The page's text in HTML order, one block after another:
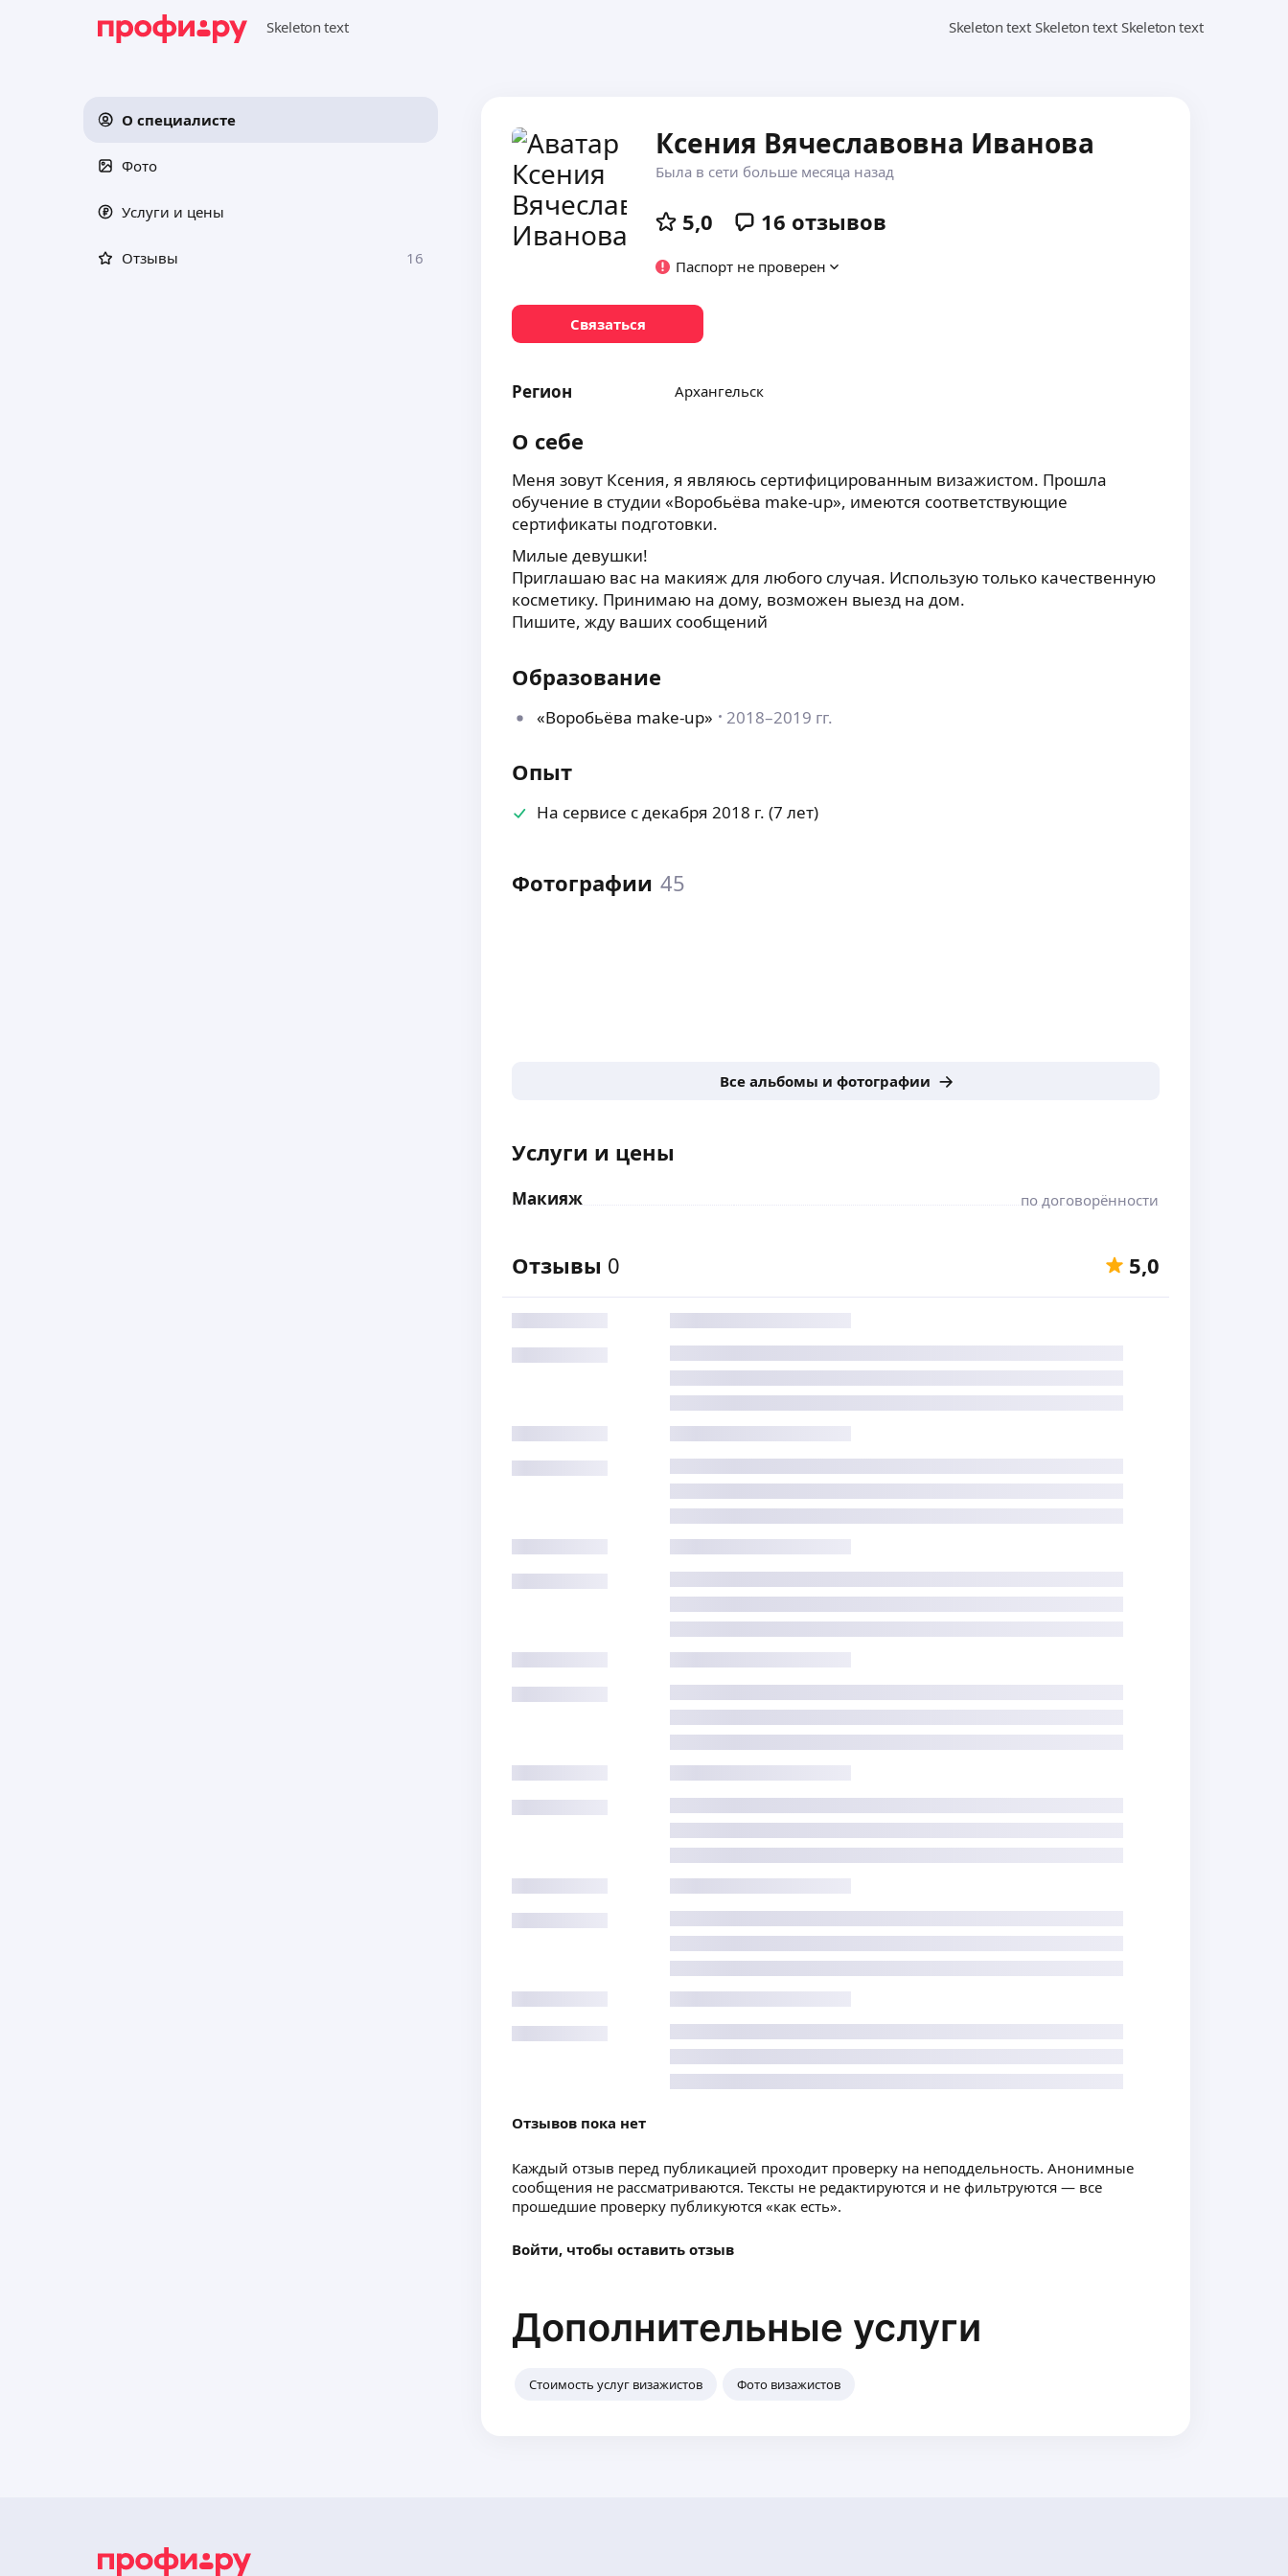
О специалисте
Фото
Услуги и цены
Отзывы 16
Ксения Вячеславовна Иванова
Была в сети больше месяца назад
5,0 16 отзывов
Паспорт не проверен
Связаться
Регион Архангельск
О себе
Меня зовут Ксения, я являюсь сертифицированным визажистом. Прошла
обучение в студии «Воробьёва make-up», имеются соответствующие
сертификаты подготовки.
Милые девушки!
Приглашаю вас на макияж для любого случая. Использую только качественную
косметику. Принимаю на дому, возможен выезд на дом.
Пишите, жду ваших сообщений
Образование
«Воробьёва make-up» 2018–2019 гг.
Опыт
На сервисе с декабря 2018 г. (7 лет)
Фотографии 45
Все альбомы и фотографии
Услуги и цены
Макияж по договорённости
Отзывы 0 5,0
Отзывов пока нет
Каждый отзыв перед публикацией проходит проверку на неподдельность. Анонимные
сообщения не рассматриваются. Тексты не редактируются и не фильтруются — все
прошедшие проверку публикуются «как есть».
Войти, чтобы оставить отзыв
Дополнительные услуги
Стоимость услуг визажистов Фото визажистов